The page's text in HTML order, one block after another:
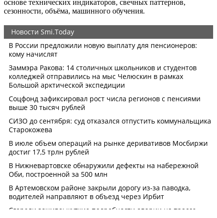
основе технических индикаторов, свечных паттернов,
сезонности, объёма, машинного обучения.